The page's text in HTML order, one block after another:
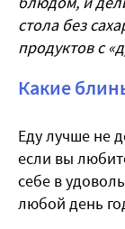
стола без
продуктов с
Какие
Еду лучше не
если вы
себе в
любой день